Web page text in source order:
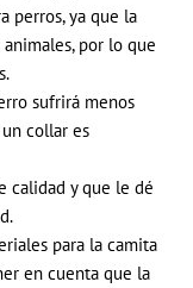
perros, ya que la
por lo que
sufrirá menos
collar es
calidad y que le dé
para la camita
en cuenta que la